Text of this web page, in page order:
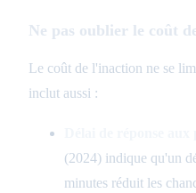
Ne pas oublier le coût
Le coût de l'inaction ne se
inclut aussi :
(2024) indique qu'un
minutes réduit les